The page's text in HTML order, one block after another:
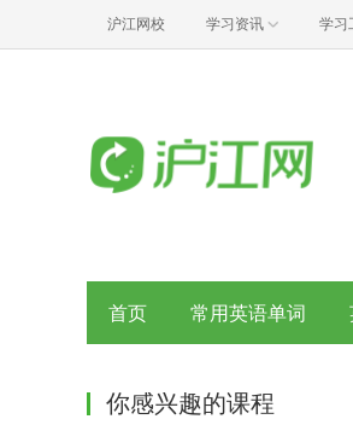
沪江网校 学习资讯 学习
首页 常用英语单词
你感兴趣的课程